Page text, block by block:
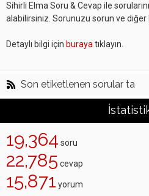
Sihirli Elma Soru & Cevap ile
alabilirsiniz. Sorunuzu sorun ve diğer
Detaylı bilgi için buraya tıklayın.
Son etiketlenen sorular ta
19,364 soru
22,785 cevap
15,871 yorum